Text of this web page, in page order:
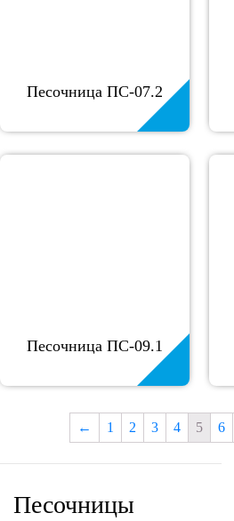
Песочница ПС-07.2
Песочница ПС-09.1
← 1 2 3 4 5 6
Песочницы